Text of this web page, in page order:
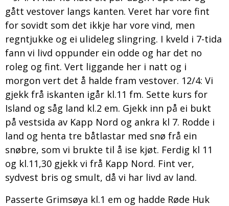
gått vestover langs kanten. Veret har vore fint
for sovidt som det ikkje har vore vind, men
regntjukke og ei ulideleg slingring. I kveld i 7-tida
fann vi livd oppunder ein odde og har det no
roleg og fint. Vert liggande her i natt og i
morgon vert det å halde fram vestover. 12/4: Vi
gjekk frå iskanten igår kl.11 fm. Sette kurs for
Island og såg land kl.2 em. Gjekk inn på ei bukt
på vestsida av Kapp Nord og ankra kl 7. Rodde i
land og henta tre båtlastar med snø frå ein
snøbre, som vi brukte til å ise kjøt. Ferdig kl 11
og kl.11,30 gjekk vi frå Kapp Nord. Fint ver,
sydvest bris og smult, då vi har livd av land.
Passerte Grimsøya kl.1 em og hadde Røde Huk